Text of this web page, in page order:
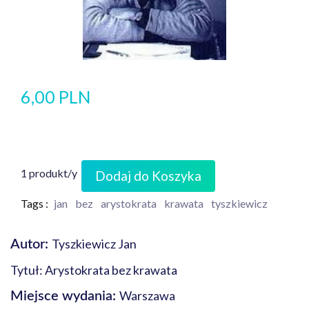
6,00 PLN
1 produkt/y Dodaj do Koszyka
Tags : jan bez arystokrata krawata tyszkiewicz
Autor: Tyszkiewicz Jan
Tytuł: Arystokrata bez krawata
Miejsce wydania: Warszawa